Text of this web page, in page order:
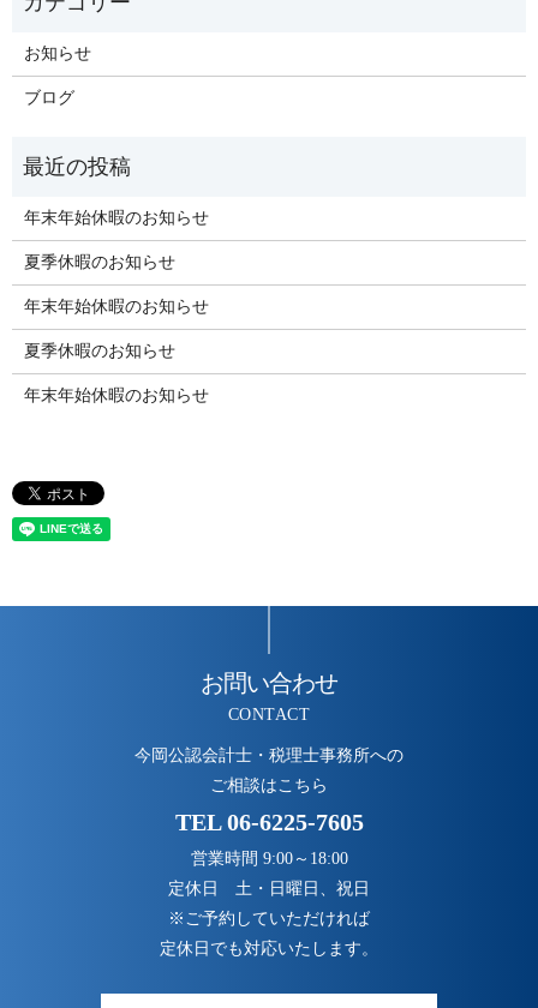
お知らせ
ブログ
年末年始休暇のお知らせ
夏季休暇のお知らせ
年末年始休暇のお知らせ
夏季休暇のお知らせ
年末年始休暇のお知らせ
お問い合わせ
CONTACT
今岡公認会計士・税理士事務所への
ご相談はこちら
TEL06-6225-7605
営業時間 9:00～18:00
定休日 土・日曜日、祝日
※ご予約していただければ
定休日でも対応いたします。